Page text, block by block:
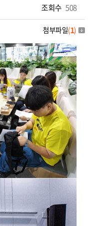
조회수 508
첨부파일(1)